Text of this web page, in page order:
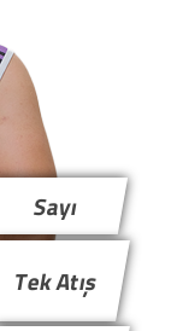
Sayı
Tek Atış